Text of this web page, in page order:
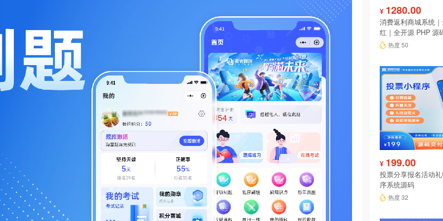
¥ 1280.00
消费返利商城系统
红｜全开源 PHP 源
热度 50
¥ 199.00
投票分享报名活动
序系统源码
热度 32